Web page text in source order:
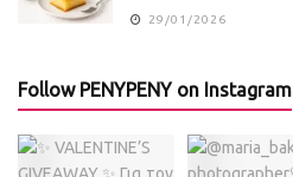
29/01/2026
Follow PENYPENY on Instagram